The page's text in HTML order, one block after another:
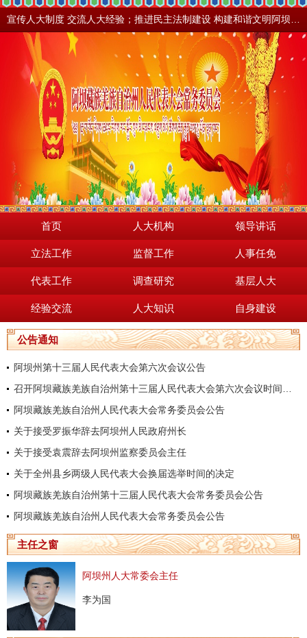
首页 人大机构 领导讲话
立法工作 监督工作 人事任免
代表工作 调查研究 基层人大
经验交流 人大知识 自身建设
公告通知
阿坝州第十三届人民代表大会第六次会议公告
阿坝藏族羌族自治州人民代表大会常务委员会公告
关于接受罗振华辞去阿坝州人民政府州长
关于接受袁震辞去阿坝州监察委员会主任
关于全州县乡两级人民代表大会换届选举时间的决定
阿坝藏族羌族自治州第十三届人民代表大会常务委员会公告
阿坝藏族羌族自治州人民代表大会常务委员会公告
主任之窗
阿坝州人大常委会主任
李为国